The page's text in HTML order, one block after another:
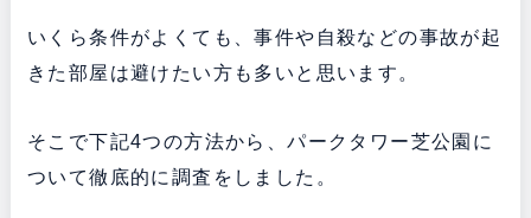
いくら条件がよくても、事件や自殺などの事故が起
きた部屋は避けたい方も多いと思います。
そこで下記4つの方法から、パークタワー芝公園に
ついて徹底的に調査をしました。